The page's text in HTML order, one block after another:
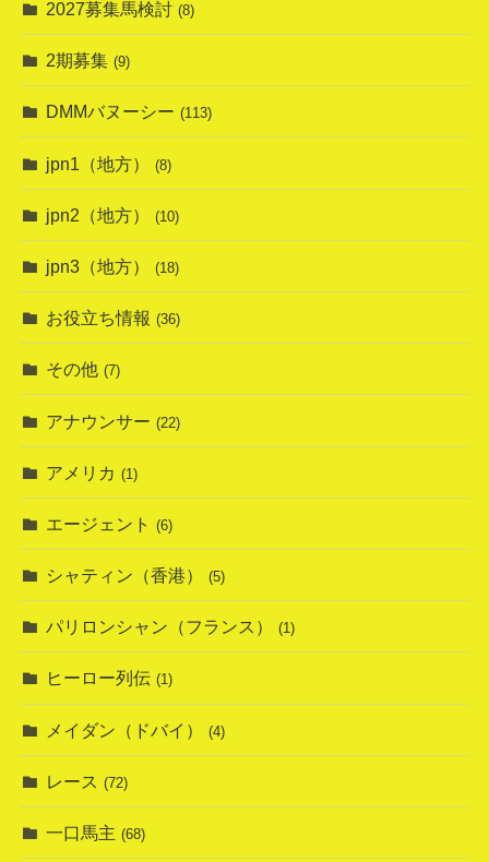
2027募集馬検討 (8)
2期募集 (9)
DMMバヌーシー (113)
jpn1（地方） (8)
jpn2（地方） (10)
jpn3（地方） (18)
お役立ち情報 (36)
その他 (7)
アナウンサー (22)
アメリカ (1)
エージェント (6)
シャティン（香港） (5)
パリロンシャン（フランス） (1)
ヒーロー列伝 (1)
メイダン（ドバイ） (4)
レース (72)
一口馬主 (68)